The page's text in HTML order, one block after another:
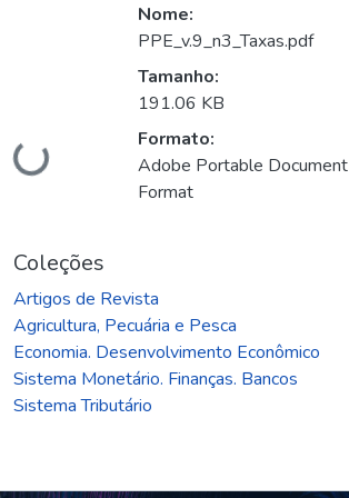
Carregando...
Nome:
PPE_v.9_n3_Taxas.pdf
Tamanho:
191.06 KB
Formato:
Adobe Portable Document
Format
Coleções
Artigos de Revista
Agricultura, Pecuária e Pesca
Economia. Desenvolvimento Econômico
Sistema Monetário. Finanças. Bancos
Sistema Tributário